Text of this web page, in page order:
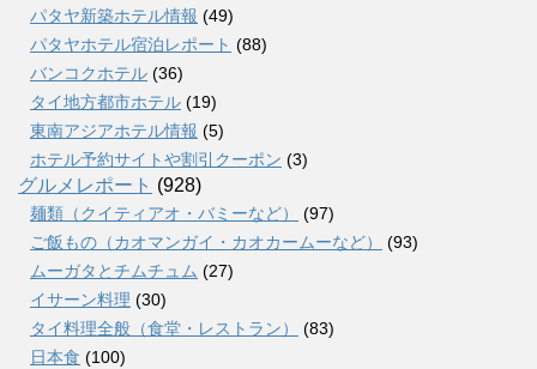
パタヤ新築ホテル情報 (49)
パタヤホテル宿泊レポート (88)
バンコクホテル (36)
タイ地方都市ホテル (19)
東南アジアホテル情報 (5)
ホテル予約サイトや割引クーポン (3)
グルメレポート (928)
麺類（クイティアオ・バミーなど）
(97)
ご飯もの（カオマンガイ・カオカームーなど）
(93)
ムーガタとチムチュム (27)
イサーン料理 (30)
タイ料理全般（食堂・レストラン）
(83)
日本食 (100)